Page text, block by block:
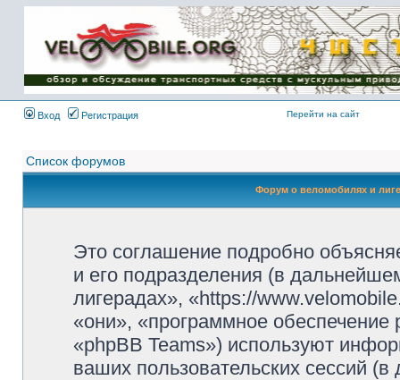
Имя пользователя:
Пароль:
{ LOG_ME_IN_SHORT
}
Вход
Регистрация Перейти на сайт
Список форумов
Форум о веломобилях и
Это соглашение подробно
и его подразделения (в
лигерадах», «https://
«они», «программное
«phpBB Teams») используют
ваших пользовательских сессий